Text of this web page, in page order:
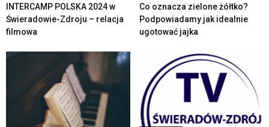
INTERCAMP POLSKA 2024 w
Świeradowie-Zdroju – relacja
filmowa
Co oznacza zielone żółtko?
Podpowiadamy jak idealnie
ugotować jajka